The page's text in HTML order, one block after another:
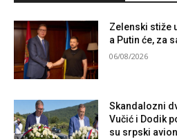
Zelenski stiže
a Putin će, za
06/08/2026
Skandalozni
Vučić i Dodik
su srpski